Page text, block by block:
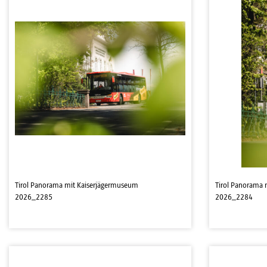
Tirol Panorama mit Kaiserjägermuseum
2026_2285
Tirol Panorama
2026_2284